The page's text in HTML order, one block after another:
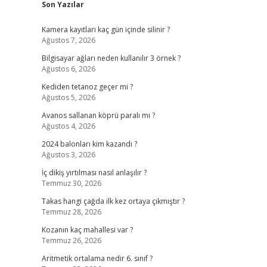
Son Yazılar
Kamera kayıtları kaç gün içinde silinir ?
Ağustos 7, 2026
Bilgisayar ağları neden kullanılır 3 örnek ?
Ağustos 6, 2026
Kediden tetanoz geçer mi ?
Ağustos 5, 2026
Avanos sallanan köprü paralı mı ?
Ağustos 4, 2026
2024 balonları kim kazandı ?
Ağustos 3, 2026
İç dikiş yırtılması nasıl anlaşılır ?
Temmuz 30, 2026
Takas hangi çağda ilk kez ortaya çıkmıştır ?
Temmuz 28, 2026
Kozanın kaç mahallesi var ?
Temmuz 26, 2026
Aritmetik ortalama nedir 6. sınıf ?